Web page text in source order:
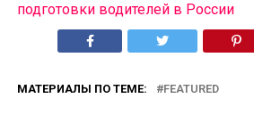
подготовки водителей в России
МАТЕРИАЛЫ ПО ТЕМЕ: FEATURED